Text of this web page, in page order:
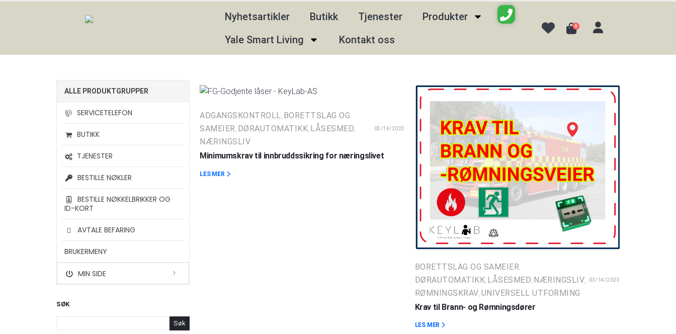
Nyhetsartikler Butikk Tjenester
Produkter
Yale Smart Living
Kontakt oss
0
ADGANGSKONTROLL BORETTSLAG OG
SAMEIER DØRAUTOMATIKK LÅSESMED
NÆRINGSLIV
03/14/2023
Minimumskrav til innbruddssikring for næringslivet
LES MER
BORETTSLAG OG SAMEIER
DØRAUTOMATIKK LÅSESMED NÆRINGSLIV
RØMNINGSKRAV UNIVERSELL UTFORMING
03/14/2023
Krav til Brann- og Rømningsdører
LES MER
ALLE PRODUKTGRUPPER
SERVICETELEFON
BUTIKK
TJENESTER
BESTILLE NØKLER
BESTILLE NØKKELBRIKKER OG
ID-KORT
AVTALE BEFARING
BRUKERMENY
MIN SIDE
SØK
Søk